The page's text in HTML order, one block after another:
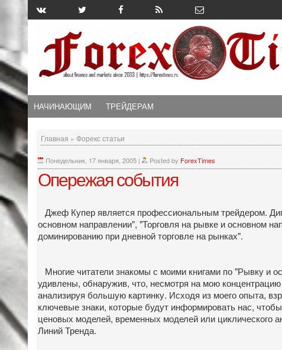
НАЧИНАЮЩИМ ТРЕЙДЕРАМ
Главная » Форекс статьи
Понедельник, 17 января, 2005 | Posted by ForexTimes
Опережая события
Джеф Купер является профессиональным трейдером.
основном направлении", "Торговля на рывке и основном
доминированию при дневной торговле на рынках".
Многие читатели знакомы с моими книгами по "Рывку и
удивлены, обнаружив, что, несмотря на мою
анализируя большую картинку. Исходя из моего опыта,
ключевые знаки, которые будут информировать нас,
ценовых моделей, временных моделей или циклического
Линий Тренда.